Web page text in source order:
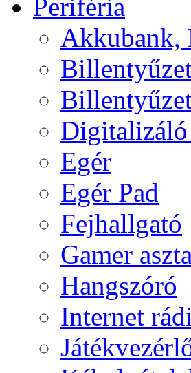
Periféria
Akkubank,
Digitalizáló
Egér
Egér Pad
Fejhallgató
Gamer
Hangszóró
Internet